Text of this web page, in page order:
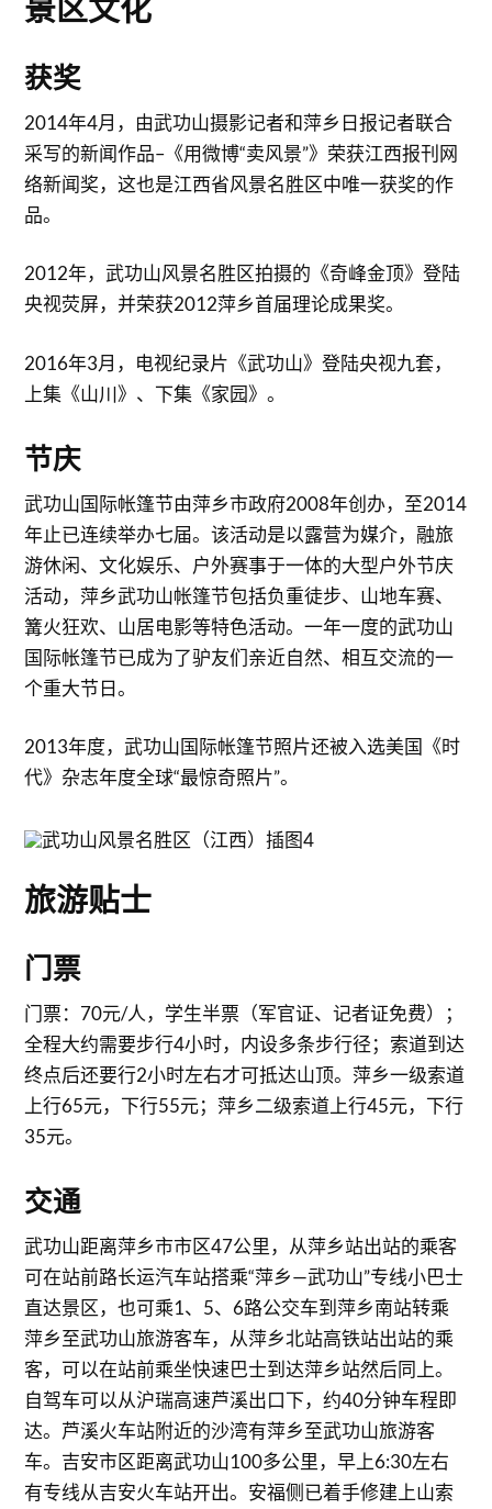
景区文化
获奖
2014年4月，由武功山摄影记者和萍乡日报记者联合
采写的新闻作品–《用微博“卖风景”》荣获江西报刊网
络新闻奖，这也是江西省风景名胜区中唯一获奖的作
品。
2012年，武功山风景名胜区拍摄的《奇峰金顶》登陆
央视荧屏，并荣获2012萍乡首届理论成果奖。
2016年3月，电视纪录片《武功山》登陆央视九套，
上集《山川》、下集《家园》。
节庆
武功山国际帐篷节由萍乡市政府2008年创办，至2014
年止已连续举办七届。该活动是以露营为媒介，融旅
游休闲、文化娱乐、户外赛事于一体的大型户外节庆
活动，萍乡武功山帐篷节包括负重徒步、山地车赛、
篝火狂欢、山居电影等特色活动。一年一度的武功山
国际帐篷节已成为了驴友们亲近自然、相互交流的一
个重大节日。
2013年度，武功山国际帐篷节照片还被入选美国《时
代》杂志年度全球“最惊奇照片”。
旅游贴士
门票
门票：70元/人，学生半票（军官证、记者证免费）；
全程大约需要步行4小时，内设多条步行径；索道到达
终点后还要行2小时左右才可抵达山顶。萍乡一级索道
上行65元，下行55元；萍乡二级索道上行45元，下行
35元。
交通
武功山距离萍乡市市区47公里，从萍乡站出站的乘客
可在站前路长运汽车站搭乘“萍乡—武功山”专线小巴士
直达景区，也可乘1、5、6路公交车到萍乡南站转乘
萍乡至武功山旅游客车，从萍乡北站高铁站出站的乘
客，可以在站前乘坐快速巴士到达萍乡站然后同上。
自驾车可以从沪瑞高速芦溪出口下，约40分钟车程即
达。芦溪火车站附近的沙湾有萍乡至武功山旅游客
车。吉安市区距离武功山100多公里，早上6:30左右
有专线从吉安火车站开出。安福侧已着手修建上山索